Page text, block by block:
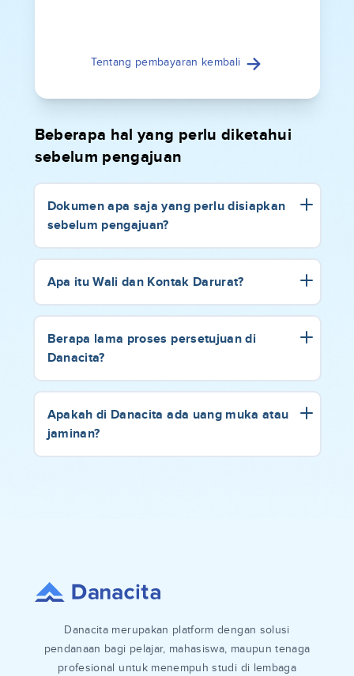
Tentang pembayaran kembali
Beberapa hal yang perlu diketahui
sebelum pengajuan
Dokumen apa saja yang perlu disiapkan
sebelum pengajuan?
Apa itu Wali dan Kontak Darurat?
Berapa lama proses persetujuan di
Danacita?
Apakah di Danacita ada uang muka atau
jaminan?
Danacita merupakan platform dengan solusi
pendanaan bagi pelajar, mahasiswa, maupun tenaga
profesional untuk menempuh studi di lembaga